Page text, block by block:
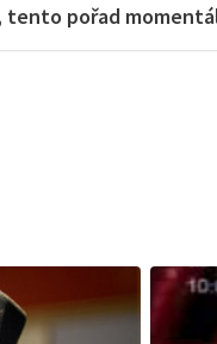
tento pořad